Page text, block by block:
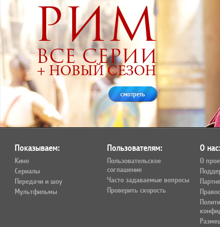
смотреть
Показываем:
Кино
Сериалы
Передачи и шоу
Мультфильмы
Пользователям:
Пользовательское
соглашение
Часто задаваемые вопросы
Проверить скорость
О
О